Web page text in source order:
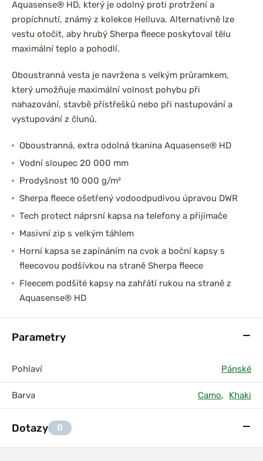
Aquasense® HD, který je odolný proti protržení a
propíchnutí, známý z kolekce Helluva. Alternativně lze
vestu otočit, aby hrubý Sherpa fleece poskytoval tělu
maximální teplo a pohodlí.
Oboustranná vesta je navržena s velkým průramkem,
který umožňuje maximální volnost pohybu při
nahazování, stavbě přístřešků nebo při nastupování a
vystupování z člunů.
Oboustranná, extra odolná tkanina Aquasense® HD
Vodní sloupec 20 000 mm
Prodyšnost 10 000 g/m²
Sherpa fleece ošetřený vodoodpudivou úpravou DWR
Tech protect náprsní kapsa na telefony a přijímače
Masivní zip s velkým táhlem
Horní kapsa se zapínáním na cvok a boční kapsy s
fleecovou podšívkou na straně Sherpa fleece
Fleecem podšité kapsy na zahřátí rukou na straně z
Aquasense® HD
Parametry
Pohlaví Pánské
Barva Camo, Khaki
Dotazy 0